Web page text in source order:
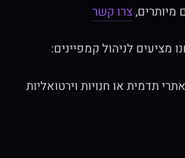
מיותרים,צרו קשר
מציעים לניהול קמפיינים:
תדמית או חנויות וירטואליות